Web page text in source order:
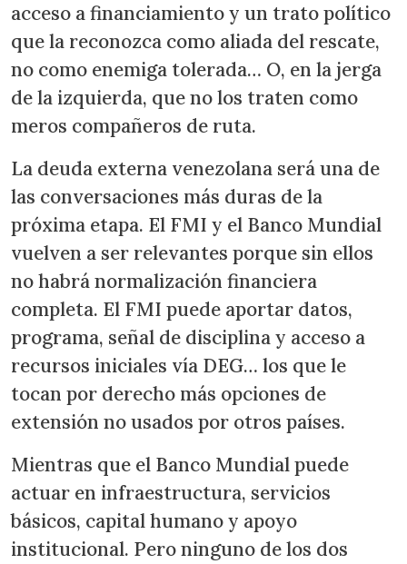
acceso a financiamiento y un trato político
que la reconozca como aliada del rescate,
no como enemiga tolerada… O, en la jerga
de la izquierda, que no los traten como
meros compañeros de ruta.
La deuda externa venezolana será una de
las conversaciones más duras de la
próxima etapa. El FMI y el Banco Mundial
vuelven a ser relevantes porque sin ellos
no habrá normalización financiera
completa. El FMI puede aportar datos,
programa, señal de disciplina y acceso a
recursos iniciales vía DEG… los que le
tocan por derecho más opciones de
extensión no usados por otros países.
Mientras que el Banco Mundial puede
actuar en infraestructura, servicios
básicos, capital humano y apoyo
institucional. Pero ninguno de los dos